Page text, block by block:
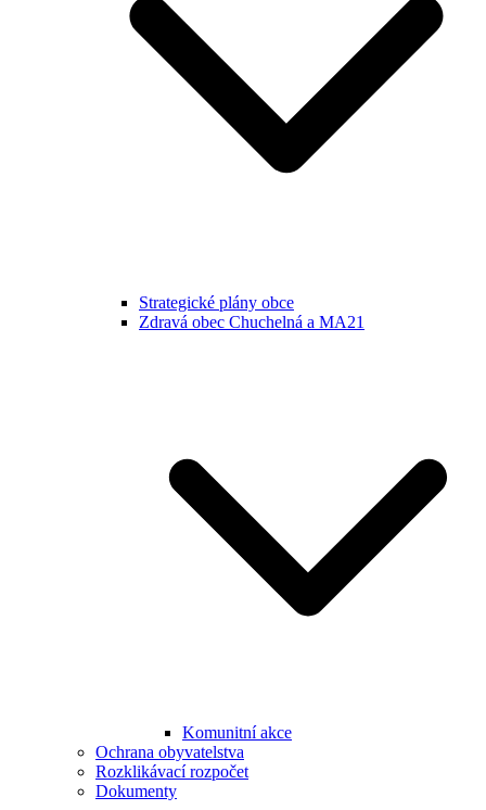
Strategické plány obce
Zdravá obec Chuchelná a MA21
Komunitní akce
Ochrana obyvatelstva
Rozklikávací rozpočet
Dokumenty